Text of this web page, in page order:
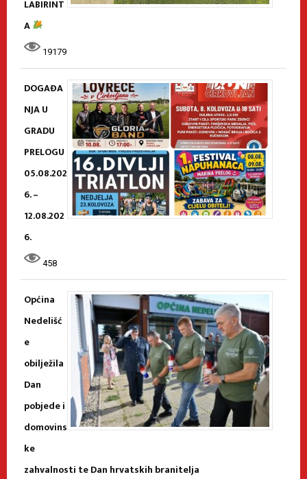
LABIRINT
A
19179
DOGAĐA
NJA U
GRADU
PRELOGU
05.08.202
6. –
12.08.202
6.
458
Općina
Nedelišć
e
obilježila
Dan
pobjede i
domovins
ke
zahvalnosti te Dan hrvatskih branitelja